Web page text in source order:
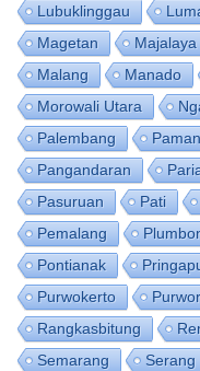
Lubuklinggau
Magetan
Majalaya
Malang
Manado
Morowali Utara
Palembang
Pangandaran
Pasuruan
Pati
Pemalang
Pontianak
Purwokerto
Rangkasbitung
Semarang
Serang